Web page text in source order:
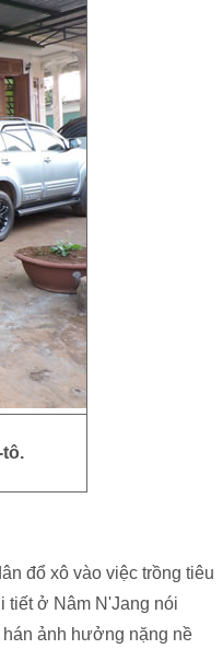
tô.
đổ xô vào việc trồng tiêu
tiết ở Nâm N'Jang nói
ảnh hưởng nặng nề